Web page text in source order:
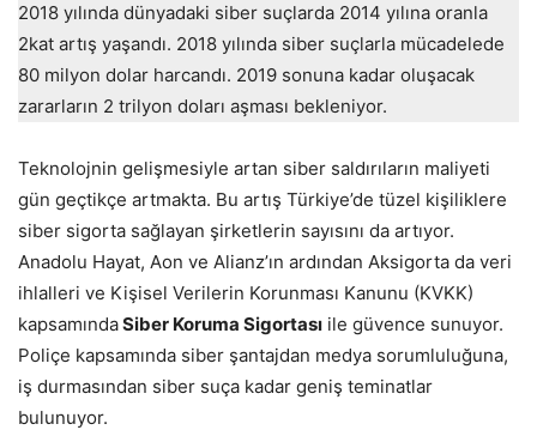
2018 yılında dünyadaki siber suçlarda 2014 yılına oranla
2kat artış yaşandı. 2018 yılında siber suçlarla mücadelede
80 milyon dolar harcandı. 2019 sonuna kadar oluşacak
zararların 2 trilyon doları aşması bekleniyor.
Teknolojnin gelişmesiyle artan siber saldırıların maliyeti
gün geçtikçe artmakta. Bu artış Türkiye’de tüzel kişiliklere
siber sigorta sağlayan şirketlerin sayısını da artıyor.
Anadolu Hayat, Aon ve Alianz’ın ardından Aksigorta da veri
ihlalleri ve Kişisel Verilerin Korunması Kanunu (KVKK)
kapsamındaSiber Koruma Sigortası ile güvence sunuyor.
Poliçe kapsamında siber şantajdan medya sorumluluğuna,
iş durmasından siber suça kadar geniş teminatlar
bulunuyor.